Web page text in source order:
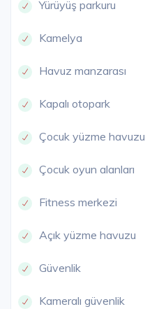
Yürüyüş parkuru
Kamelya
Havuz manzarası
Kapalı otopark
Çocuk yüzme havuzu
Çocuk oyun alanları
Fitness merkezi
Açık yüzme havuzu
Güvenlik
Kameralı güvenlik